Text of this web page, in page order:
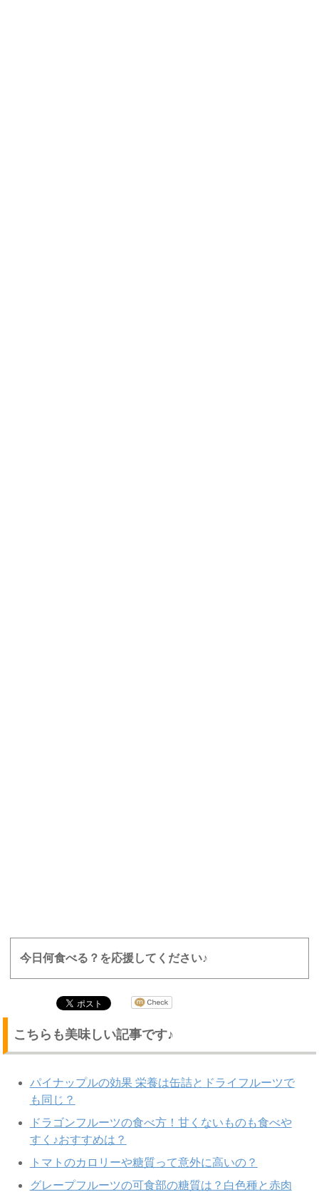
今日何食べる？を応援してください♪
こちらも美味しい記事です♪
パイナップルの効果 栄養は缶詰とドライフルーツで
も同じ？
ドラゴンフルーツの食べ方！甘くないものも食べや
すく♪おすすめは？
トマトのカロリーや糖質って意外に高いの？
グレープフルーツの可食部の糖質は？白色種と赤肉